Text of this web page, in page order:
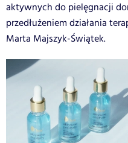
aktywnych do pielęgnacji
przedłużeniem działania
Marta Majszyk-Świątek.